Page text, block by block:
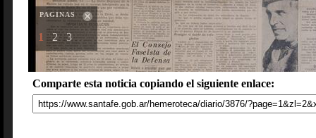
PAGINAS
1 2 3
Comparte esta noticia copiando el siguiente enlace: